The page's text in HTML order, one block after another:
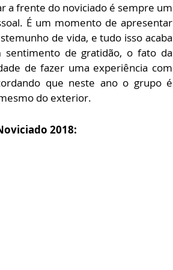
a frente do noviciado é sempre um
É um momento de apresentar
de vida, e tudo isso acaba
de gratidão, o fato da
de fazer uma experiência com
que neste ano o grupo é
do exterior.
2018: